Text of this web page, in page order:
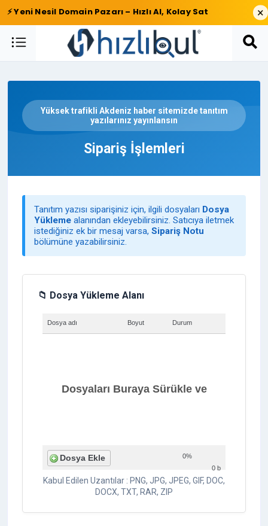
⚡ Yeni Nesil Domain Pazarı – Hızlı Al, Kolay Sat ×
Yüksek trafikli Akdeniz haber sitemizde tanıtım
yazılarınız yayınlansın
Sipariş İşlemleri
Tanıtım yazısı siparişiniz için, ilgili dosyaları Dosya
Yükleme alanından ekleyebilirsiniz. Satıcıya iletmek
istediğiniz ek bir mesaj varsa, Sipariş Notu
bölümüne yazabilirsiniz.
📁 Dosya Yükleme Alanı
Dosya adı Durum
Boyut
Dosyaları Buraya Sürükle ve
Bırak
Dosya Ekle
0%
0 b
Kabul Edilen Uzantılar : PNG, JPG, JPEG, GIF, DOC,
DOCX, TXT, RAR, ZIP